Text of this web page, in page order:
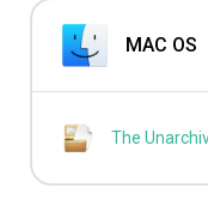
MAC OS
The